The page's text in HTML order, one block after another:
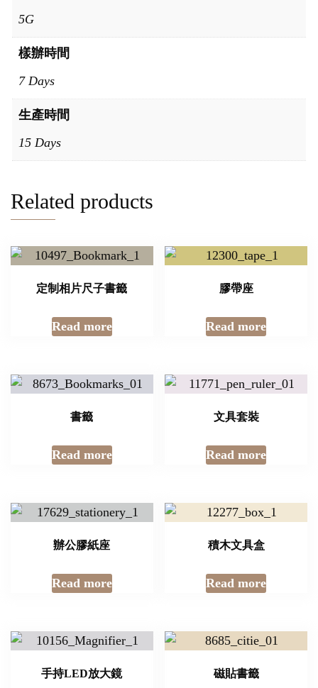
5G
樣辦時間
7 Days
生產時間
15 Days
Related products
定制相片尺子書籤
Read more
膠帶座
Read more
書籤
Read more
文具套裝
Read more
辦公膠紙座
Read more
積木文具盒
Read more
手持LED放大鏡 磁貼書籤